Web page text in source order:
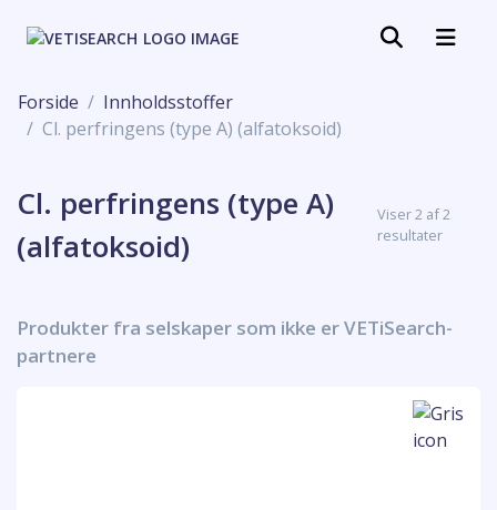
Forside
Innholdsstoffer
Cl. perfringens (type A) (alfatoksoid)
Cl. perfringens (type A)
(alfatoksoid)
Viser 2 af 2
resultater
Produkter fra selskaper som ikke er VETiSearch-
partnere